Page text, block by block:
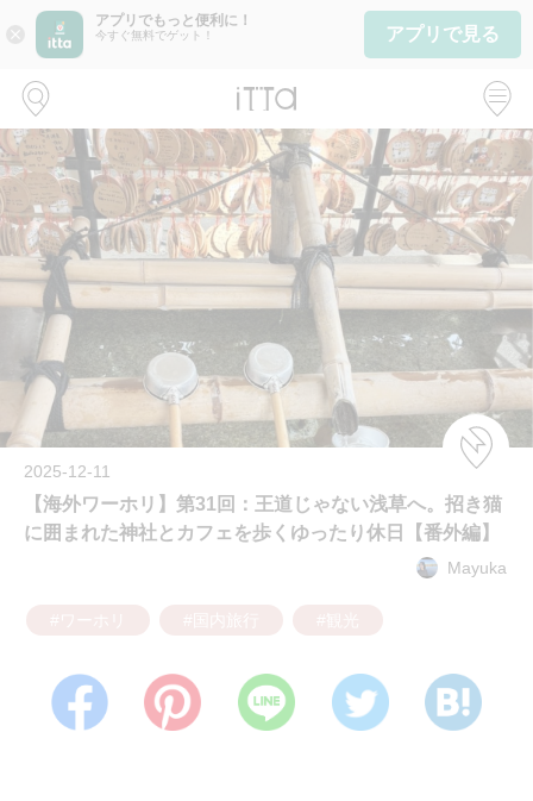
close
アプリでもっと便利に！
今すぐ無料でゲット！ アプリで見る
2025-12-11
【海外ワーホリ】第31回：王道じゃない浅草へ。招き猫
に囲まれた神社とカフェを歩くゆったり休日【番外編】
Mayuka